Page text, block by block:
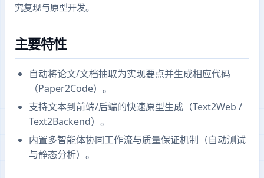
究复现与原型开发。
主要特性
自动将论文/文档抽取为实现要点并生成相应代码
（Paper2Code）。
支持文本到前端/后端的快速原型生成（Text2Web /
Text2Backend）。
内置多智能体协同工作流与质量保证机制（自动测试
与静态分析）。